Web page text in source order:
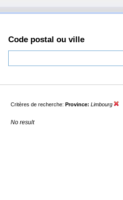
Code postal ou ville
Critères de recherche: Province: Limbourg
No result